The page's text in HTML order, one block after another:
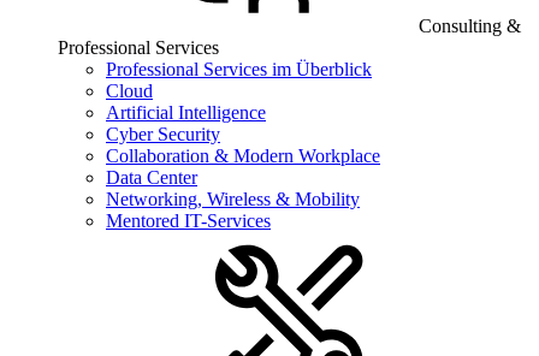
Consulting &
Professional Services
Professional Services im Überblick
Cloud
Artificial Intelligence
Cyber Security
Collaboration & Modern Workplace
Data Center
Networking, Wireless & Mobility
Mentored IT-Services